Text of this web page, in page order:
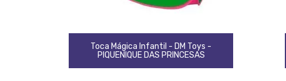
Toca Mágica Infantil - DM Toys -
PIQUENIQUE DAS PRINCESAS